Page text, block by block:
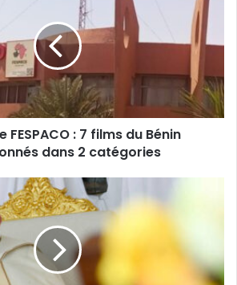
FESPACO : 7 films du Bénin
dans 2 catégories